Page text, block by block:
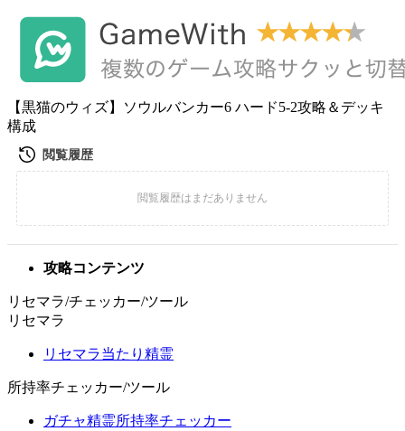
【黒猫のウィズ】ソウルバンカー6 ハード5-2攻略＆デッキ
構成
攻略コンテンツ
リセマラ/チェッカー/ツール
リセマラ
リセマラ当たり精霊
所持率チェッカー/ツール
ガチャ精霊所持率チェッカー